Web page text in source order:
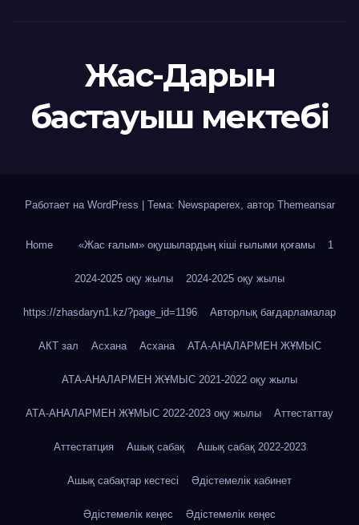
Жас-Дарын
бастауыш мектебі
Работает на WordPress Тема: Newspaperex, автор Themeansar
Home «Жас ғалым» оқушылардың кіші ғылыми қоғамы 1
2024-2025 оқу жылы 2024-2025 оқу жылы
https://zhasdaryn1.kz/?page_id=1196 Авторлық бағдарламалар
АКТ зал Асхана Асхана АТА-АНАЛАРМЕН ЖҰМЫС
АТА-АНАЛАРМЕН ЖҰМЫС 2021-2022 оқу жылы
АТА-АНАЛАРМЕН ЖҰМЫС 2022-2023 оқу жылы Аттестаттау
Аттестатция Ашық сабақ Ашық сабақ 2022-2023
Ашық сабақтар кестесі Әдістемелік кабинет
Әдістемелік кеңес Әдістемелік кеңес